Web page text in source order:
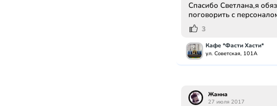
Спасибо Светлана,я
поговорить с
3
Кафе *Фасти Хасти*
ул. Советская, 101А
Жанна
27 июля 2017